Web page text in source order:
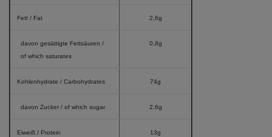
Fett / Fat 2,6g
davon gesättigte Fettsäuren /
of which saturates
0,8g
Kohlenhydrate / Carbohydrates 74g
davon Zucker / of which sugar 2,6g
Eiweiß / Protein 13g